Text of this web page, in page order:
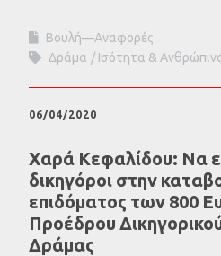
Βουλή—Αναφορές
Δράμα
Ισότητα &
06/04/2020
Χαρά Κεφαλίδου: Να
δικηγόροι στην
επιδόματος των 800
Προέδρου
Δράμας